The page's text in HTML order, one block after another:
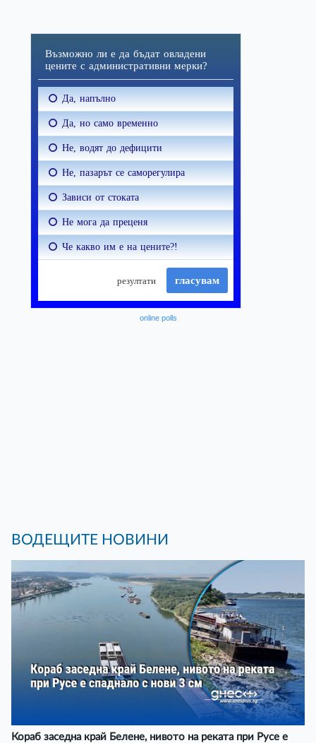
online polls
ВОДЕЩИТЕ НОВИНИ
Кораб заседна край Белене, нивото на реката при Русе е